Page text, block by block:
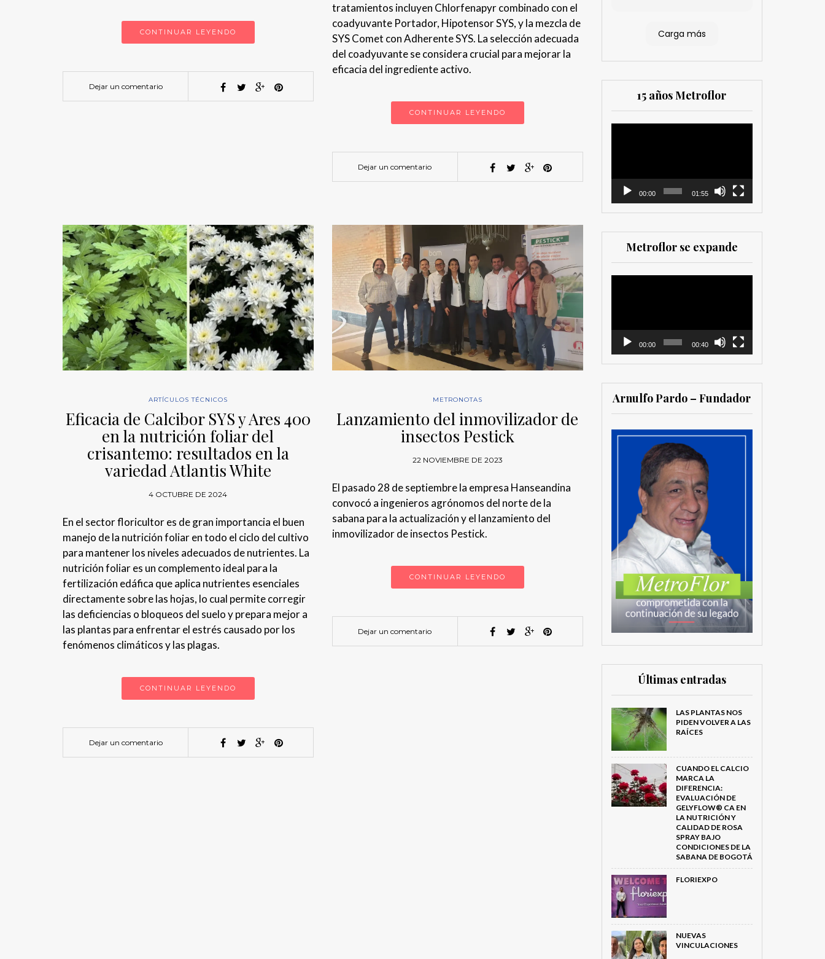
CONTINUAR LEYENDO
Dejar un comentario
tratamientos incluyen Chlorfenapyr combinado con el
coadyuvante Portador, Hipotensor SYS, y la mezcla de
SYS Comet con Adherente SYS. La selección adecuada
del coadyuvante se considera crucial para mejorar la
eficacia del ingrediente activo.
CONTINUAR LEYENDO
Dejar un comentario
ARTÍCULOS TÉCNICOS
Eficacia de Calcibor SYS y Ares 400
en la nutrición foliar del
crisantemo: resultados en la
variedad Atlantis White
4 OCTUBRE DE 2024
En el sector floricultor es de gran importancia el buen
manejo de la nutrición foliar en todo el ciclo del cultivo
para mantener los niveles adecuados de nutrientes. La
nutrición foliar es un complemento ideal para la
fertilización edáfica que aplica nutrientes esenciales
directamente sobre las hojas, lo cual permite corregir
las deficiencias o bloqueos del suelo y prepara mejor a
las plantas para enfrentar el estrés causado por los
fenómenos climáticos y las plagas.
CONTINUAR LEYENDO
Dejar un comentario
METRONOTAS
Lanzamiento del inmovilizador de
insectos Pestick
22 NOVIEMBRE DE 2023
El pasado 28 de septiembre la empresa Hanseandina
convocó a ingenieros agrónomos del norte de la
sabana para la actualización y el lanzamiento del
inmovilizador de insectos Pestick.
CONTINUAR LEYENDO
Dejar un comentario
estratégica, las
sector así como los
cubrimientos de los
eventos sociales de las
compañías. Es una
que trabajan en el sector
Carga más
15 años Metroflor
00:00 01:55
Metroflor se expande
00:00 00:40
Arnulfo Pardo – Fundador
Últimas entradas
LAS PLANTAS NOS
PIDEN VOLVER A LAS
RAÍCES
CUANDO EL CALCIO
MARCA LA
DIFERENCIA:
EVALUACIÓN DE
GELYFLOW® CA EN
LA NUTRICIÓN Y
CALIDAD DE ROSA
SPRAY BAJO
CONDICIONES DE LA
SABANA DE BOGOTÁ
FLORIEXPO
NUEVAS
VINCULACIONES